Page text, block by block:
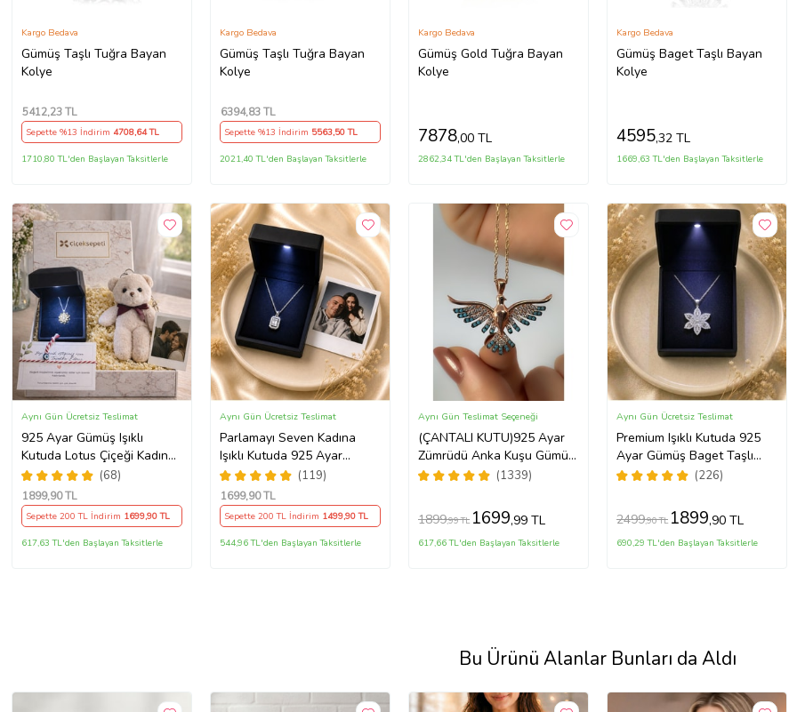
Gümüş Taşlı Tuğra Bayan
Kolye
Kargo Bedava
5412,23 TL
Sepette %13 İndirim 4708,64 TL
1710,80 TL'den Başlayan Taksitlerle
Gümüş Taşlı Tuğra Bayan
Kolye
Kargo Bedava
6394,83 TL
Sepette %13 İndirim 5563,50 TL
2021,40 TL'den Başlayan Taksitlerle
Gümüş Gold Tuğra Bayan
Kolye
Kargo Bedava
7878,00 TL
2862,34 TL'den Başlayan Taksitlerle
Gümüş Baget Taşlı Bayan
Kolye
Kargo Bedava
4595,32 TL
1669,63 TL'den Başlayan Taksitlerle
925 Ayar Gümüş Işıklı
Kutuda Lotus Çiçeği Kadın
Kolye , Peluş Ayıcık
Anahtarlık Marteniçka
Bileklik, Polaroid Fotoğraf
Hediye
(68)
Aynı Gün Ücretsiz Teslimat
1899,90 TL
Sepette 200 TL İndirim 1699,90 TL
617,63 TL'den Başlayan Taksitlerle
Parlamayı Seven Kadına
Işıklı Kutuda 925 Ayar
Gümüş Baget Kolye - Kişiye
Özel Fotoğraf Hediye
(119)
Aynı Gün Ücretsiz Teslimat
1699,90 TL
Sepette 200 TL İndirim 1499,90 TL
544,96 TL'den Başlayan Taksitlerle
(ÇANTALI KUTU)925 Ayar
Zümrüdü Anka Kuşu Gümüş
Kadın Kolye - MAVİ
(1339)
Aynı Gün Teslimat Seçeneği
1899,99 TL 1699,99 TL
617,66 TL'den Başlayan Taksitlerle
Premium Işıklı Kutuda 925
Ayar Gümüş Baget Taşlı
Lotus Çiçeği Kolye
(226)
Aynı Gün Ücretsiz Teslimat
2499,90 TL 1899,90 TL
690,29 TL'den Başlayan Taksitlerle
Bu Ürünü Alanlar Bunları da Aldı